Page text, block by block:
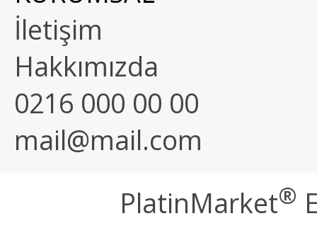
İletişim
Hakkımızda
0216 000 00 00
mail@mail.com
PlatinMarket®